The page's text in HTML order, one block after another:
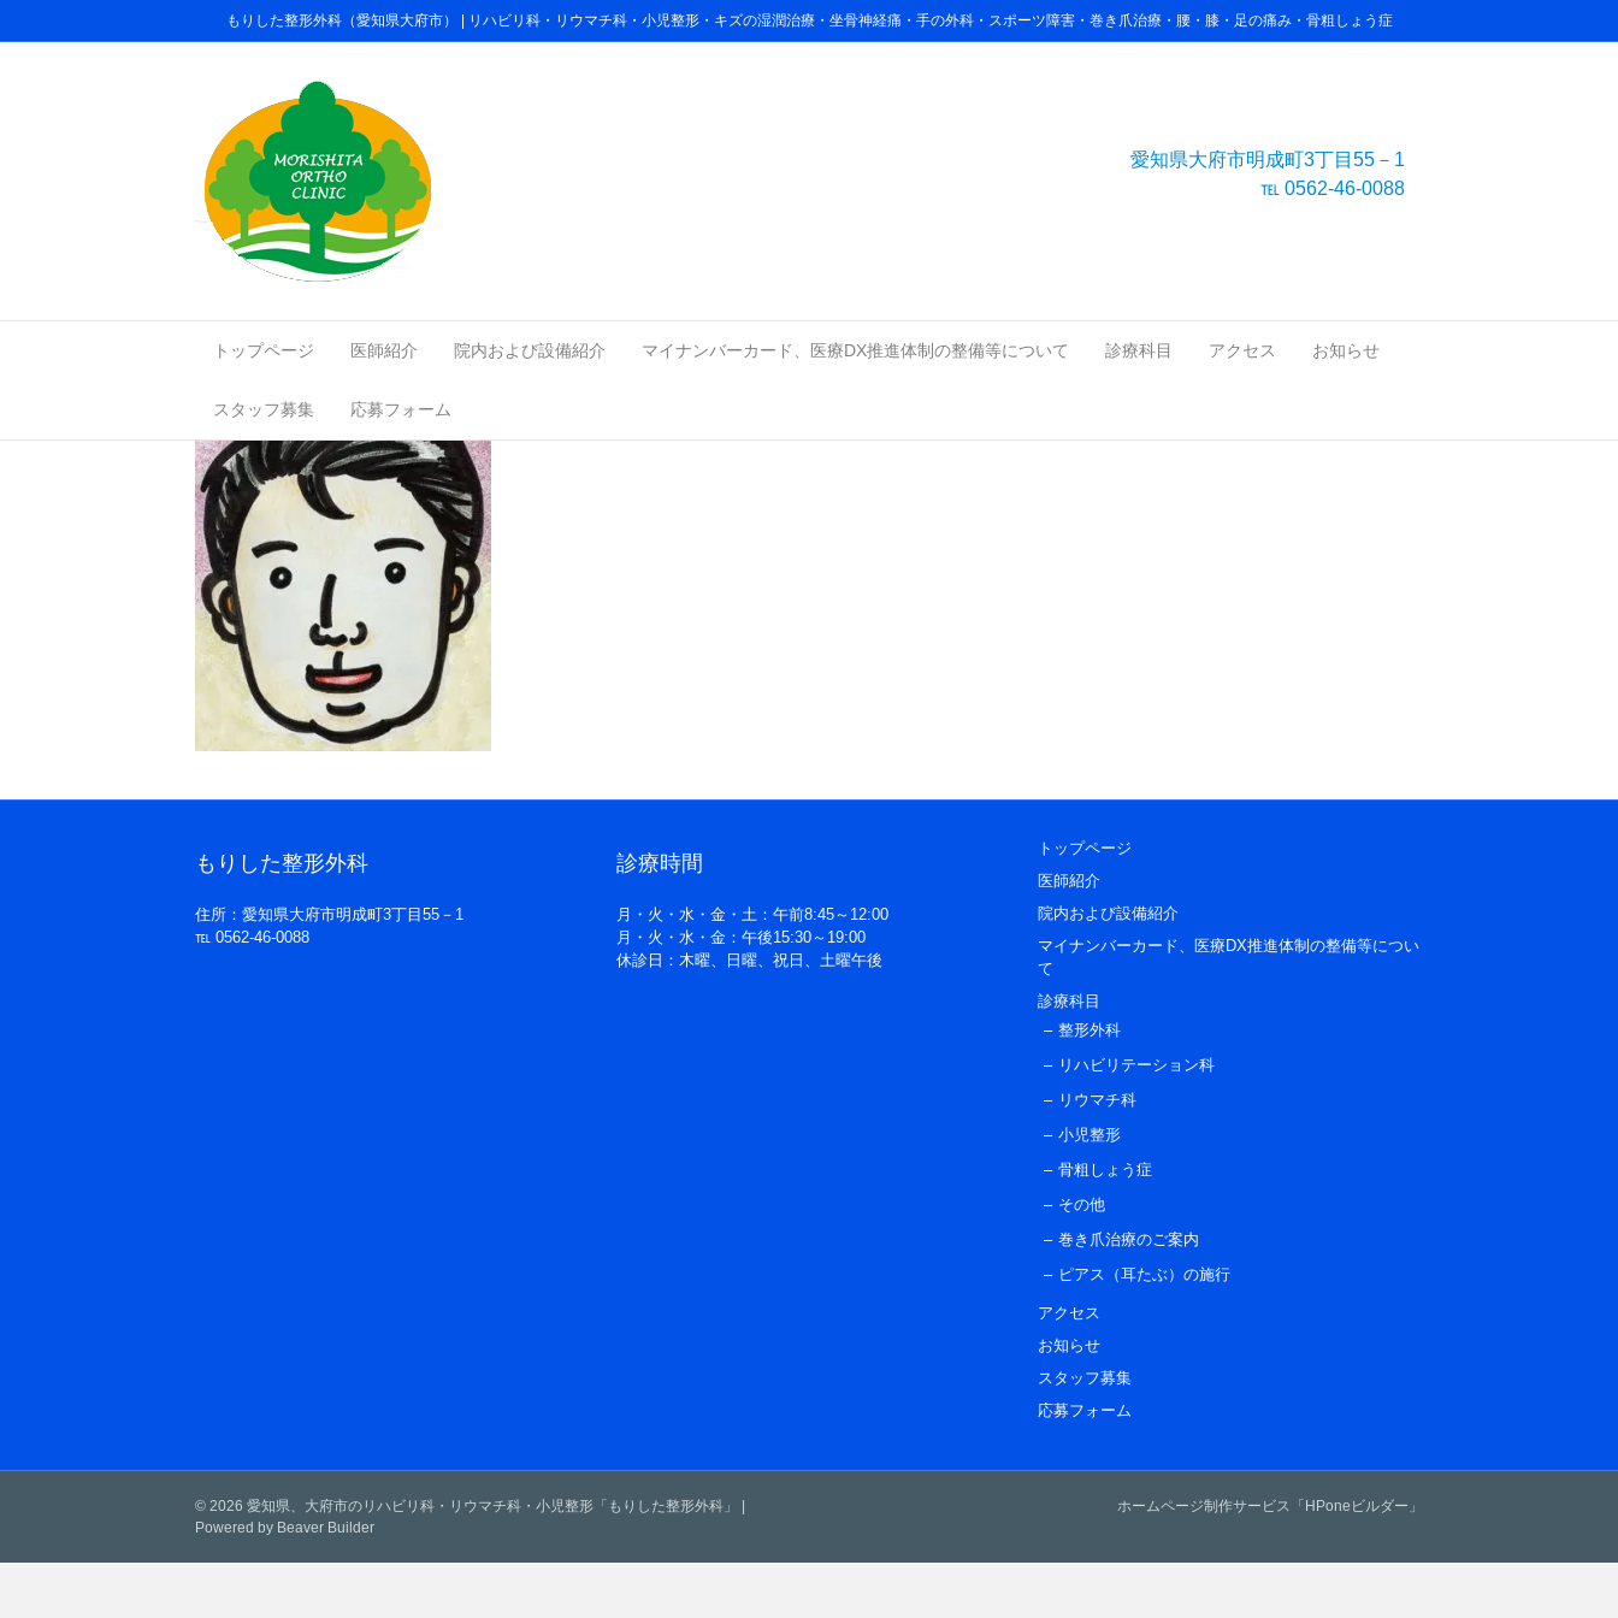
もりした整形外科（愛知県大府市） | リハビリ科・リウマチ科・小児整形・キズの湿潤治療・坐骨神経痛・手の外科・スポーツ障害・巻き爪治療・腰・膝・足の痛み・骨粗しょう症
愛知県大府市明成町3丁目55－1
℡ 0562-46-0088
トップページ 医師紹介 院内および設備紹介 マイナンバーカード、医療DX推進体制の整備等について 診療科目 アクセス お知らせ
スタッフ募集 応募フォーム
saisin326K_JPG_thumb
もりした整形外科
住所：愛知県大府市明成町3丁目55－1
℡ 0562-46-0088
診療時間
月・火・水・金・土：午前8:45～12:00
月・火・水・金：午後15:30～19:00
休診日：木曜、日曜、祝日、土曜午後
トップページ
医師紹介
院内および設備紹介
マイナンバーカード、医療DX推進体制の整備等につい
て
診療科目
整形外科
リハビリテーション科
リウマチ科
小児整形
骨粗しょう症
その他
巻き爪治療のご案内
ピアス（耳たぶ）の施行
アクセス
お知らせ
スタッフ募集
応募フォーム
© 2026 愛知県、大府市のリハビリ科・リウマチ科・小児整形「もりした整形外科」
Powered by Beaver Builder
ホームページ制作サービス「HPoneビルダー」